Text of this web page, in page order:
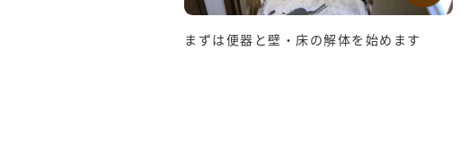
まずは便器と壁・床の解体を始めます